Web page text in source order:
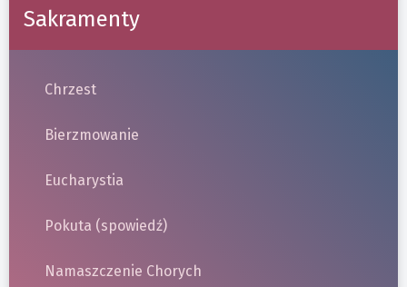
Sakramenty
Chrzest
Bierzmowanie
Eucharystia
Pokuta (spowiedź)
Namaszczenie Chorych